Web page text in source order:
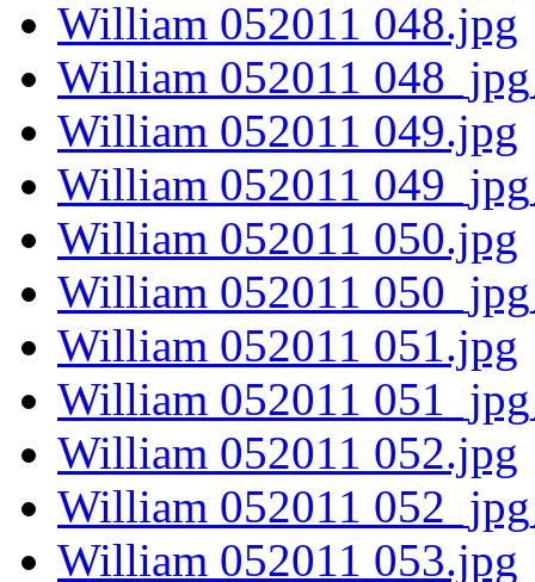
William 052011 048.jpg
William 052011
William 052011 049.jpg
William 052011
William 052011 050.jpg
William 052011
William 052011 051.jpg
William 052011
William 052011 052.jpg
William 052011
William 052011 053.jpg